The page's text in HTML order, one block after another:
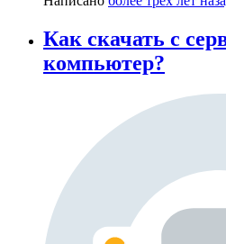
Как скачать с
компьютер?